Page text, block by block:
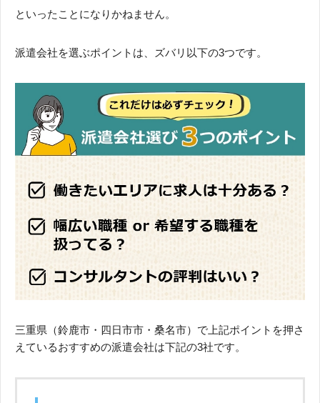
といったことになりかねません。
派遣会社を選ぶポイントは、ズバリ以下の3つです。
三重県（鈴鹿市・四日市市・桑名市）で上記ポイントを押さ
えているおすすめの派遣会社は下記の3社です。